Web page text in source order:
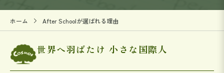
ホーム After Schoolが選ばれる理由
世界へ羽ばたけ 小さな国際人